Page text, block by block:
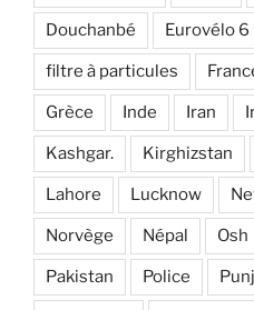
Douchanbé Eurovélo 6
filtre à particules
Grèce Inde Iran
Kashgar. Kirghizstan
Lahore Lucknow
Norvège Népal Osh
Pakistan Police